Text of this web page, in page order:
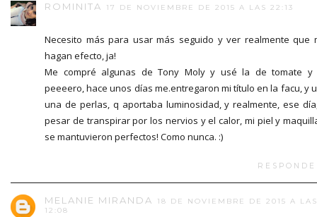
ROMINITA 17 DE NOVIEMBRE DE 2015 A LAS 22:13
Necesito más para usar más seguido y ver realmente que
hagan efecto, ja!
Me compré algunas de Tony Moly y usé la de tomate y
peeeero, hace unos días me.entregaron mi título en la facu, y
una de perlas, q aportaba luminosidad, y realmente, ese
pesar de transpirar por los nervios y el calor, mi piel y
se mantuvieron perfectos! Como nunca. :)
MELANIE MIRANDA
18 DE NOVIEMBRE DE 2015 A LAS
12:08